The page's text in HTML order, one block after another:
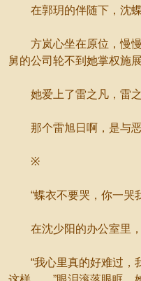
在郭玥的伴随下，沈蝶
方岚心坐在原位，慢慢
舅的公司轮不到她掌权施
她爱上了雷之凡，雷之
那个雷旭日啊，是与恶
※
“蝶衣不要哭，你一哭
在沈少阳的办公室里，
“我心里真的好难过，我